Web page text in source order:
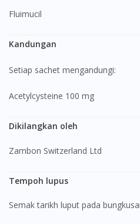
Fluimucil
Kandungan
Setiap sachet mengandungi:
Acetylcysteine 100 mg
Dikilangkan oleh
Zambon Switzerland Ltd
Tempoh lupus
Semak tarikh luput pada